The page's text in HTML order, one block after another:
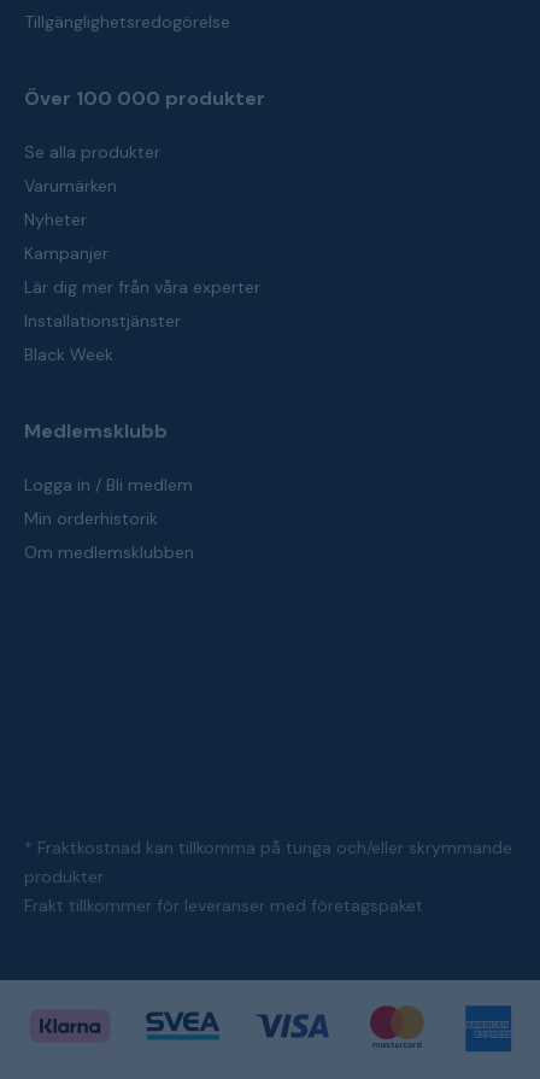
Tillgänglighetsredogörelse
Över 100 000 produkter
Se alla produkter
Varumärken
Nyheter
Kampanjer
Lär dig mer från våra experter
Installationstjänster
Black Week
Medlemsklubb
Logga in / Bli medlem
Min orderhistorik
Om medlemsklubben
* Fraktkostnad kan tillkomma på tunga och/eller skrymmande
produkter
Frakt tillkommer för leveranser med företagspaket